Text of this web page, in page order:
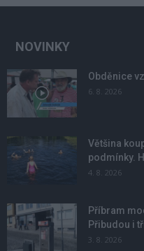
NOVINKY
Obděnice
6. 8. 2026
Většina
podmínky.
4. 8. 2026
Příbram
Přibudou i
3. 8. 2026